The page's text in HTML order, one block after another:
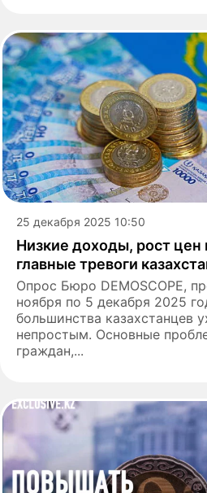
25 декабря 2025 10:50
Низкие доходы, рост цен
главные тревоги
Опрос Бюро DEMOSCOPE,
ноября по 5 декабря 2025
большинства казахстанцев
непростым. Основные
граждан,...